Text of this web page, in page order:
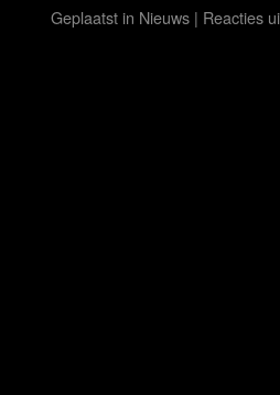
Geplaatst in Nieuws | Reacties